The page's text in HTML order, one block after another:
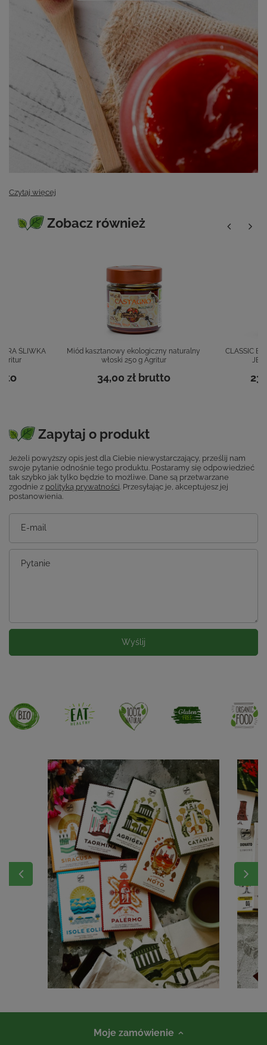
Czytaj więcej
Zobacz również
ŚLIWKA
Miód kasztanowy ekologiczny naturalny
włoski 250 g Agritur
34,00 złbrutto
CLASSIC
Zapytaj o produkt
Jeżeli powyższy opis jest dla Ciebie niewystarczający, prześlij nam
swoje pytanie odnośnie tego produktu. Postaramy się odpowiedzieć
tak szybko jak tylko będzie to możliwe. Dane są przetwarzane
zgodnie z polityką prywatności . Przesyłając je, akceptujesz jej
postanowienia.
E-mail
Pytanie
Wyślij
Moje zamówienie